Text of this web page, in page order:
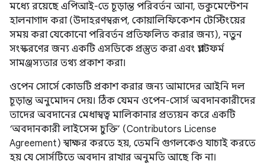
মধ্যে রয়েছে এপিআই-তে চূড়ান্ত পরিবর্তন আনা, ডকুমেন্টেশন
হালনাগাদ করা (উদাহরণস্বরূপ, কোয়ালিফিকেশন টেস্টিংয়ের
সময় করা যেকোনো পরিবর্তন প্রতিফলিত করার জন্য), নতুন
সংস্করণের জন্য একটি এসডিকে প্রস্তুত করা এবং প্ল্যাটফর্ম
সামঞ্জস্যতার তথ্য প্রকাশ করা।
ওপেন সোর্সে কোডটি প্রকাশ করার জন্য আমাদের আইনি দল
চূড়ান্ত অনুমোদন দেয়। ঠিক যেমন ওপেন-সোর্স অবদানকারীদের
তাদের অবদানের মেধাস্বত্ব মালিকানার প্রত্যয়ন করে একটি
‘অবদানকারী লাইসেন্স চুক্তি’ (Contributors License
Agreement) স্বাক্ষর করতে হয়, তেমনি গুগলকেও যাচাই করতে
হয় যে সোর্সটিতে অবদান রাখার অনুমতি আছে কি না।